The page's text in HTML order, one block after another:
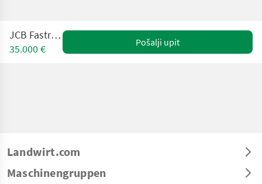
JCB Fastrac 155
35.000 €
Pošalji upit
Landwirt.com
Maschinengruppen